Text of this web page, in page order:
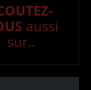
aussi
sur..